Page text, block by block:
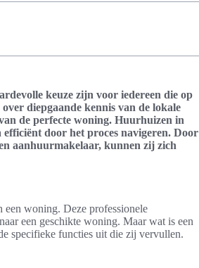
keuze zijn voor iedereen die op
diepgaande kennis van de lokale
de perfecte woning. Huurhuizen in
door het proces navigeren. Door
aanhuurmakelaar, kunnen zij zich
een woning. Deze professionele
een geschikte woning. Maar wat is een
specifieke functies uit die zij vervullen.